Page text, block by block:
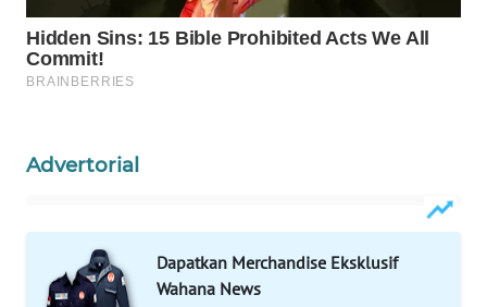
Advertorial
Dapatkan Merchandise Eksklusif
Wahana News
WAHANA
NEWS
WAHANA
INFRASTRUKTUR